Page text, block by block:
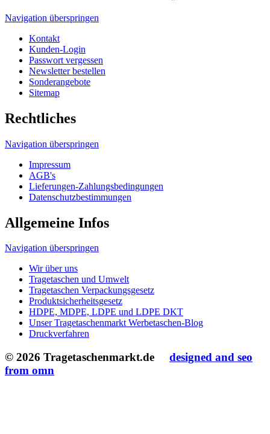
Navigation überspringen
Wir über uns
Tragetaschen und Umwelt
Tragetaschen Verpackungsgesetz
HDPE, MDPE, LDPE und LDPE DKT
Druckverfahren
© 2026 Tragetaschenmarkt.de
from omn